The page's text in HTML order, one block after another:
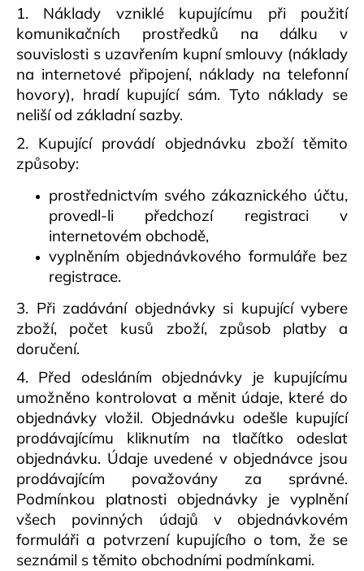
1. Náklady vzniklé kupujícímu při použití
komunikačních prostředků na dálku v
souvislosti s uzavřením kupní smlouvy (náklady
na internetové připojení, náklady na telefonní
hovory), hradí kupující sám. Tyto náklady se
neliší od základní sazby.
2. Kupující provádí objednávku zboží těmito
způsoby:
prostřednictvím svého zákaznického účtu,
provedl-li předchozí registraci v
internetovém obchodě,
vyplněním objednávkového formuláře bez
registrace.
3. Při zadávání objednávky si kupující vybere
zboží, počet kusů zboží, způsob platby a
doručení.
4. Před odesláním objednávky je kupujícímu
umožněno kontrolovat a měnit údaje, které do
objednávky vložil. Objednávku odešle kupující
prodávajícímu kliknutím na tlačítko odeslat
objednávku. Údaje uvedené v objednávce jsou
prodávajícím považovány za správné.
Podmínkou platnosti objednávky je vyplnění
všech povinných údajů v objednávkovém
formuláři a potvrzení kupujícího o tom, že se
seznámil s těmito obchodními podmínkami.